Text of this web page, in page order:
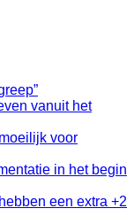
vanuit het
voor
in het begin
een extra +2